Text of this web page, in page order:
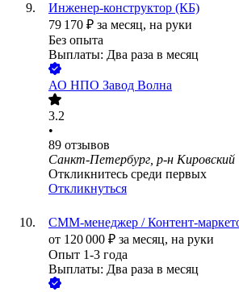
Инженер-конструктор (КБ)
79 170 ₽ за месяц, на руки
Без опыта
Выплаты: Два раза в месяц
АО НПО Завод Волна
3.2
•
89 отзывов
Санкт-Петербург, р-н Кировский
Откликнитесь среди первых
Откликнуться
СММ-менеджер / Контент-
от 120 000 ₽ за месяц, на руки
Опыт 1-3 года
Выплаты: Два раза в месяц